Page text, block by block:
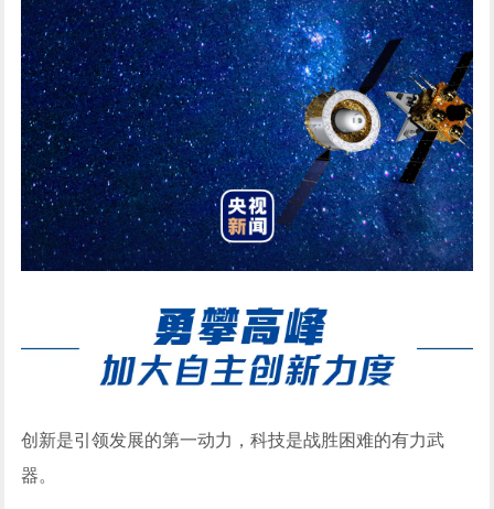
创新是引领发展的第一动力，科技是战胜困难的有力武
器。